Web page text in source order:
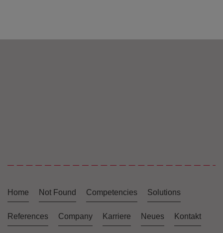
Home Not Found Competencies Solutions
References Company Karriere Neues Kontakt